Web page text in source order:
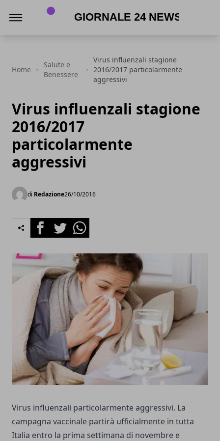
Home
Salute e
Benessere
Virus influenzali stagione
2016/2017 particolarmente
aggressivi
Virus influenzali stagione
2016/2017
particolarmente
aggressivi
di Redazione26/10/2016
FacebookTwitterWhatsapp
Virus influenzali particolarmente aggressivi. La
campagna vaccinale partirà ufficialmente in tutta
Italia entro la prima settimana di novembre e